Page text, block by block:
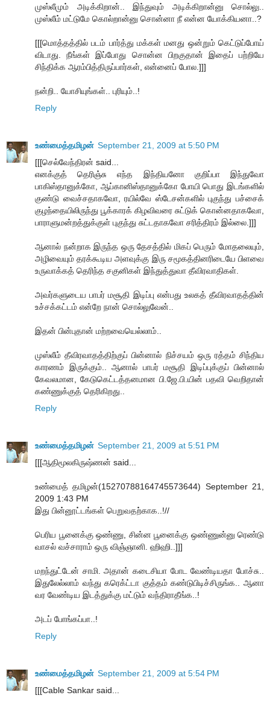
முஸ்லீமும் அடிக்கிறான்.. இந்துவும் அடிக்கிறான்னு சொல்லு..
முஸ்லீம் மட்டுமே கொல்றான்னு சொன்னா நீ என்ன யோக்கியனா..?
[[[மொத்தத்தில் படம் பார்த்து மக்கள் மனது ஒன்றும் கெட்டுப்போய்
விடாது. நீங்கள் இப்போது சொன்ன பிறகுதான் இதைப் பற்றியே
சிந்திக்க ஆரம்பித்திருப்பார்கள், என்னைப் போல.]]]
நன்றி.. யோசியுங்கள்.. புரியும்..!
Reply
உண்மைத்தமிழன் September 21, 2009 at 5:50 PM
[[[செல்வேந்திரன் said...
எனக்குத் தெரிஞ்சு எந்த இந்தியனோ குறிப்பா இந்துவோ
பாகிஸ்தானுக்கோ, ஆப்கானிஸ்தானுக்கோ போயி பொது இடங்களில்
குண்டு வைச்சதாகவோ, ரயில்வே ஸ்டேசன்களில் புகுந்து பச்சைக்
குழந்தையிலிருந்து பூக்காரக் கிழவிவரை சுட்டுக் கொன்னதாகவோ,
பாராளுமன்றத்துக்குள் புகுந்து சுட்டதாகவோ சரித்திரம் இல்லை.]]]
ஆனால் நன்றாக இருந்த ஒரு தேசத்தில் மிகப் பெரும் மோதலையும்,
அழிவையும் தரக்கூடிய அளவுக்கு இரு சமூகத்தினரிடையே பிளவை
உருவாக்கத் தெரிந்த சகுனிகள் இந்துத்துவா தீவிரவாதிகள்.
அவர்களுடைய பாபர் மசூதி இடிப்பு என்பது உலகத் தீவிரவாதத்தின்
உச்சக்கட்டம் என்றே நான் சொல்லுவேன்..
இதன் பின்புதான் மற்றவையெல்லாம்..
முஸ்லீம் தீவிரவாதத்திற்குப் பின்னால் நிச்சயம் ஒரு ரத்தம் சிந்திய
காரணம் இருக்கும்.. ஆனால் பாபர் மசூதி இடிப்புக்குப் பின்னால்
கேவலமான, கேடுகெட்டத்தனமான பி.ஜே.பி.யின் பதவி வெறிதான்
கண்ணுக்குத் தெரிகிறது..
Reply
உண்மைத்தமிழன் September 21, 2009 at 5:51 PM
[[[ஆதிமூலகிருஷ்ணன் said...
உண்மைத் தமிழன்(15270788164745573644) September 21,
2009 1:43 PM
இது பின்னூட்டங்கள் பெறுவதற்காக..!//
பெரிய பூனைக்கு ஒண்ணு, சின்ன பூனைக்கு ஒண்ணுன்னு ரெண்டு
வாசல் வச்சாராம் ஒரு விஞ்ஞானி. ஹிஹி..]]]
மறந்துட்டேன் சாமி. அதான் கடைசியா போட வேண்டியதா போச்சு..
இதுலேல்லாம் வந்து கரெக்ட்டா குத்தம் கண்டுபிடிச்சிருங்க.. ஆனா
வர வேண்டிய இடத்துக்கு மட்டும் வந்திராதீங்க..!
அடப் போங்கப்பா..!
Reply
உண்மைத்தமிழன் September 21, 2009 at 5:54 PM
[[[Cable Sankar said...